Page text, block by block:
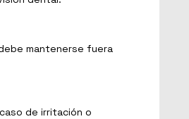
mantenerse fuera
de irritación o